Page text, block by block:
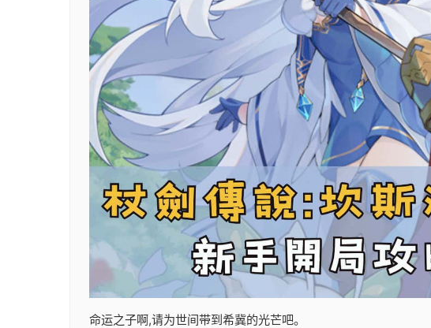
命运之子啊,请为世间带到希冀的光芒吧。